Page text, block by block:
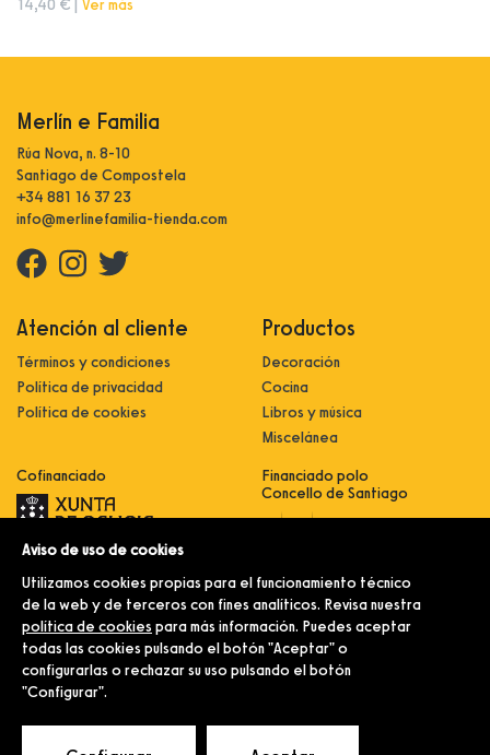
14,40 € | Ver más
Merlín e Familia
Rúa Nova, n. 8-10
Santiago de Compostela
+34 881 16 37 23
info@merlinefamilia-tienda.com
Atención al cliente
Términos y condiciones
Política de privacidad
Política de cookies
Productos
Decoración
Cocina
Libros y música
Miscelánea
Cofinanciado
Innovación, dixitalización e
comercialización e expansión do
sector comercial e artesanal
Implantación e pulo da estratexia
dixital e modernización do sector
comercial e artesanal (CO300C
2021)
Financiado polo
Concello de Santiago
© Merlín e Familia.
Aviso de uso de cookies
Utilizamos cookies propias para el funcionamiento técnico
de la web y de terceros con fines analíticos. Revisa nuestra
política de cookies para más información. Puedes aceptar
todas las cookies pulsando el botón "Aceptar" o
configurarlas o rechazar su uso pulsando el botón
"Configurar".